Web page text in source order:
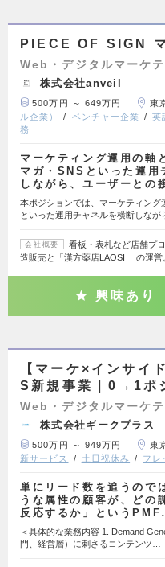
PIECE OF SIGN
Web・デジタルマーケ
株式会社anveil
500万円 ～ 649万円 東
ル企業）
ベンチャー企業 英
務
マーケティング運用の軸
マガ・SNSといった運用
しながら、ユーザーとの
本ポジションでは、マーケティン
といった運用チャネルを横断しなが
会社概要
看板・表札など店舗プ
造販売と「漢方薬店LAOSI 」の運営
興味あり
【マーケ×インサイ
S新規事業｜0→1ポ
Web・デジタルマーケ
株式会社ギークプラス
500万円 ～ 949万円 東
新サービス
土日祝休み フレ
単にリード数を追うので
うな属性の顧客が、どの
反応するか」という
＜具体的な業務内容 1. Demand
門、経営層）に刺さるコンテンツ…